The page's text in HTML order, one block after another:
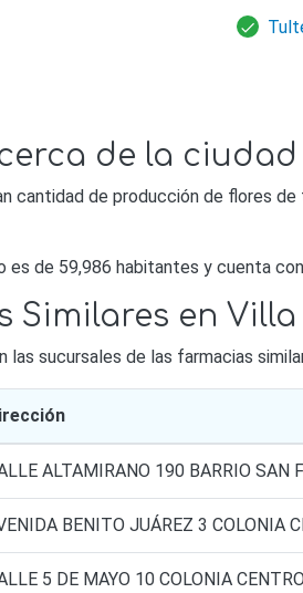
de la ciudad
cantidad de producción de flores
es de 59,986 habitantes y cuenta
Similares en
sucursales de las farmacias
ALTAMIRANO 190 BARRIO SAN
BENITO JUÁREZ 3 COLONIA
5 DE MAYO 10 COLONIA